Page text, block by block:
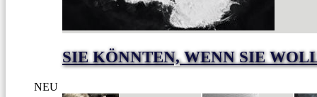
SIE KÖNNTEN, WENN SIE
NEU